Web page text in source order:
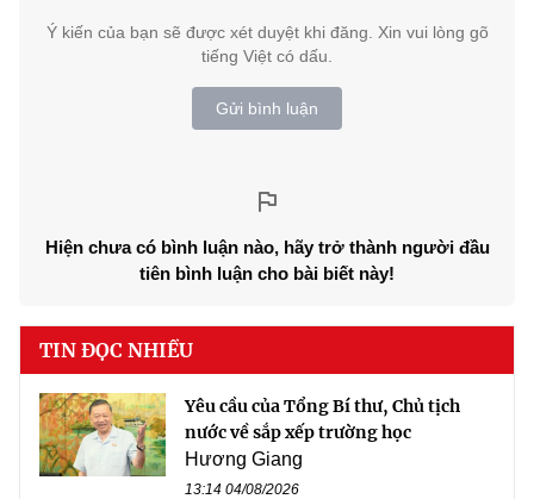
Ý kiến của bạn sẽ được xét duyệt khi đăng. Xin vui lòng gõ
tiếng Việt có dấu.
Gửi bình luận
Hiện chưa có bình luận nào, hãy trở thành người đầu
tiên bình luận cho bài biết này!
TIN ĐỌC NHIỀU
Yêu cầu của Tổng Bí thư, Chủ tịch
nước về sắp xếp trường học
Hương Giang
13:14 04/08/2026